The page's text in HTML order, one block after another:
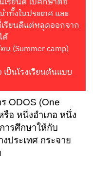
ทั้งในประเทศ และ
รียนดีแต่หลุดออกจาก
ด้
(Summer camp)
เป็นโรงเรียนต้นแบบ
ODOS (One
อ หนึ่งอำเภอ หนึ่ง
ารศึกษาให้กับ
ประเทศ กระจาย